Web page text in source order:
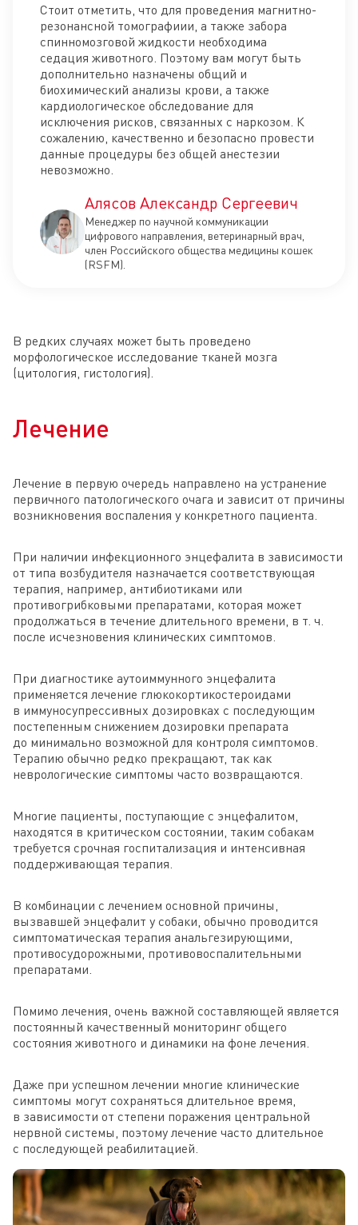
Стоит отметить, что для проведения магнитно-
резонансной томографиии, а также забора
спинномозговой жидкости необходима
седация животного. Поэтому вам могут быть
дополнительно назначены общий и
биохимический анализы крови, а также
кардиологическое обследование для
исключения рисков, связанных с наркозом. К
сожалению, качественно и безопасно провести
данные процедуры без общей анестезии
невозможно.
Алясов Александр Сергеевич
Менеджер по научной коммуникации
цифрового направления, ветеринарный врач,
член Российского общества медицины кошек
(RSFM).
В редких случаях может быть проведено
морфологическое исследование тканей мозга
(цитология, гистология).
Лечение
Лечение в первую очередь направлено на устранение
первичного патологического очага и зависит от причины
возникновения воспаления у конкретного пациента.
При наличии инфекционного энцефалита в зависимости
от типа возбудителя назначается соответствующая
терапия, например, антибиотиками или
противогрибковыми препаратами, которая может
продолжаться в течение длительного времени, в т. ч.
после исчезновения клинических симптомов.
При диагностике аутоиммунного энцефалита
применяется лечение глюкокортикостероидами
в иммуносупрессивных дозировках с последующим
постепенным снижением дозировки препарата
до минимально возможной для контроля симптомов.
Терапию обычно редко прекращают, так как
неврологические симптомы часто возвращаются.
Многие пациенты, поступающие с энцефалитом,
находятся в критическом состоянии, таким собакам
требуется срочная госпитализация и интенсивная
поддерживающая терапия.
В комбинации с лечением основной причины,
вызвавшей энцефалит у собаки, обычно проводится
симптоматическая терапия анальгезирующими,
противосудорожными, противовоспалительными
препаратами.
Помимо лечения, очень важной составляющей является
постоянный качественный мониторинг общего
состояния животного и динамики на фоне лечения.
Даже при успешном лечении многие клинические
симптомы могут сохраняться длительное время,
в зависимости от степени поражения центральной
нервной системы, поэтому лечение часто длительное
с последующей реабилитацией.